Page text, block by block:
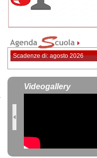
Scadenze di: agosto 2026
Videogallery